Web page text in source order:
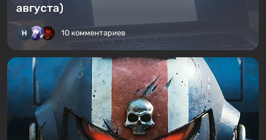
августа)
10 комментариев